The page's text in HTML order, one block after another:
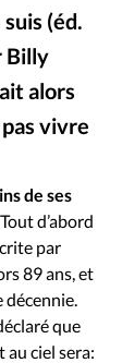
d'Ixène
(éd.
Billy
alors
vivre
de ses
Tout d’abord
par
89 ans, et
que
ciel sera: